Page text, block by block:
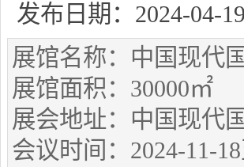
发布日期：2024-04-
展馆名称：中国现代
展馆面积：30000㎡
展会地址：中国现代
会议时间：2024-11-